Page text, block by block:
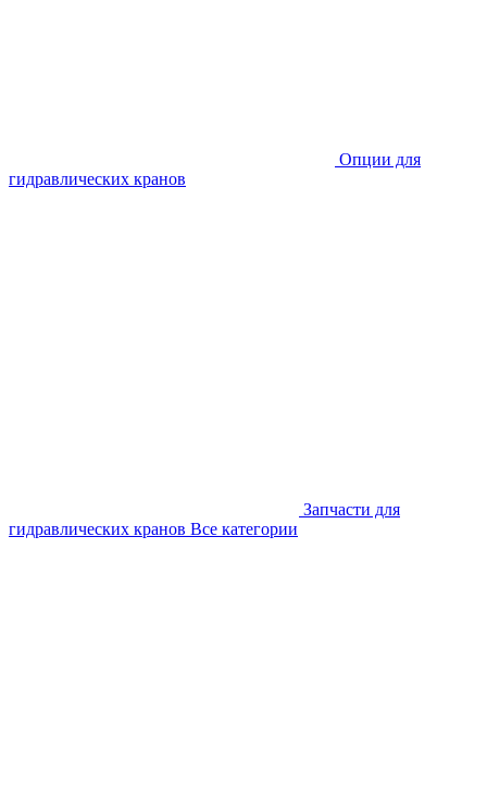
Опции для
гидравлических кранов
Запчасти для
гидравлических кранов Все категории